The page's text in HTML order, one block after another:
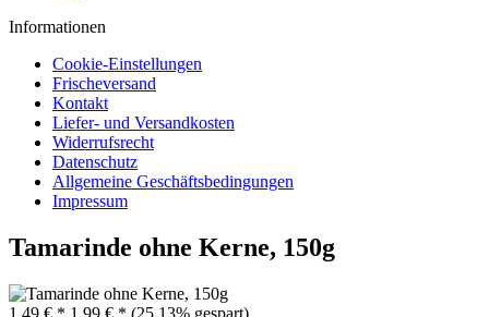
Informationen
Cookie-Einstellungen
Frischeversand
Kontakt
Liefer- und Versandkosten
Widerrufsrecht
Datenschutz
Allgemeine Geschäftsbedingungen
Impressum
Tamarinde ohne Kerne, 150g
1,49 € * 1,99 € * (25,13% gespart)